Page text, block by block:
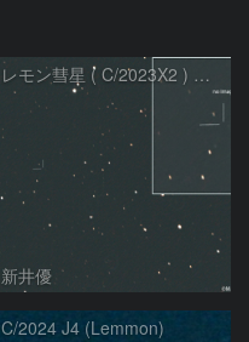
レモン彗星 ( C/2023X2 ) の予報位置：2026/05/29
新井優
C/2024 J4 (Lemmon)